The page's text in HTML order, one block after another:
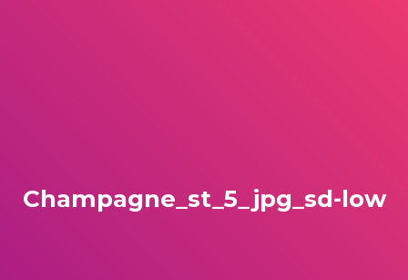
Champagne_st_5_jpg_sd-low